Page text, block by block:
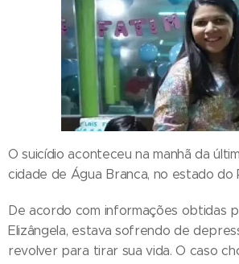
O suicídio aconteceu na manhã da
cidade de Água Branca, no estado do
De acordo com informações obtidas
Elizângela, estava sofrendo de
revolver para tirar sua vida. O caso